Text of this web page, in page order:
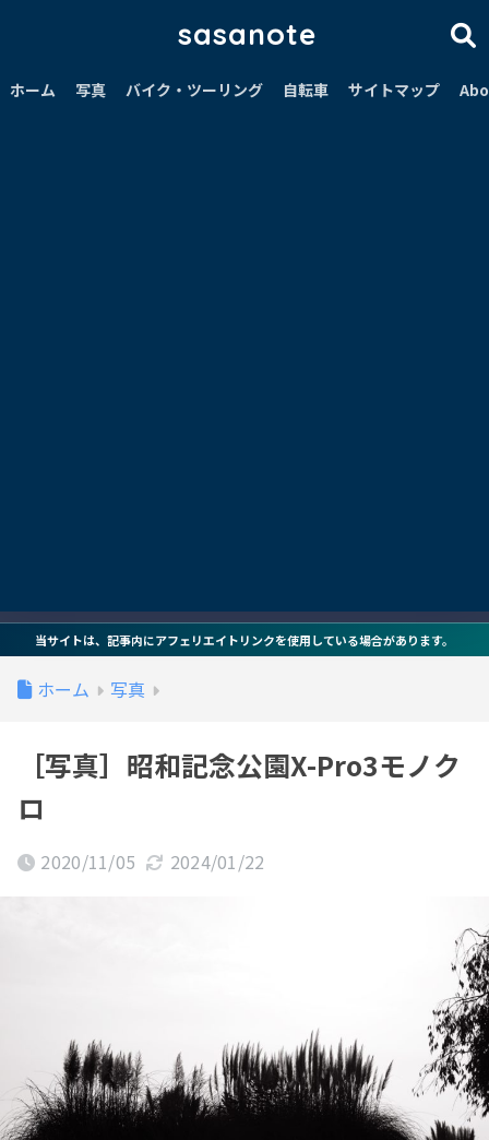
sasanote
ホーム 写真 バイク・ツーリング 自転車 サイトマップ
当サイトは、記事内にアフェリエイトリンクを使用している場合があります。
ホーム 写真
［写真］昭和記念公園X-Pro3モノク
ロ
2020/11/05 2024/01/22